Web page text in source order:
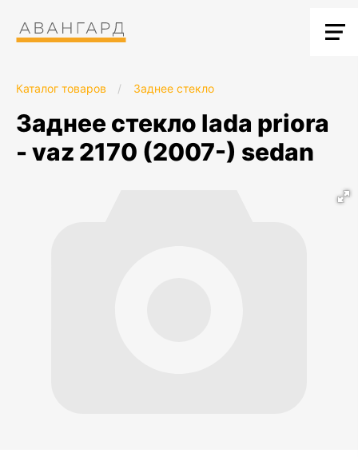
Каталог товаров / Заднее стекло
заднее стекло lada priora
- vaz 2170 (2007-) sedan